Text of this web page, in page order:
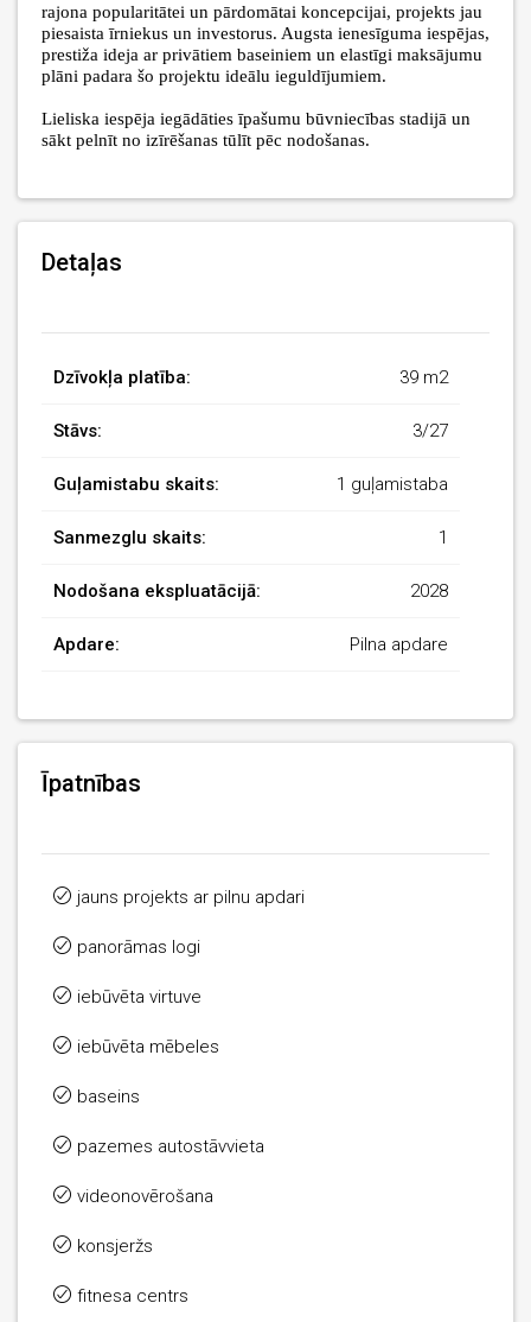
rajona popularitātei un pārdomātai koncepcijai, projekts jau
piesaista īrniekus un investorus. Augsta ienesīguma iespējas,
prestiža ideja ar privātiem baseiniem un elastīgi maksājumu
plāni padara šo projektu ideālu ieguldījumiem.
Lieliska iespēja iegādāties īpašumu būvniecības stadijā un
sākt pelnīt no izīrēšanas tūlīt pēc nodošanas.
Detaļas
Dzīvokļa platība: 39 m2
Stāvs: 3/27
Guļamistabu skaits: 1 guļamistaba
Sanmezglu skaits: 1
Nodošana ekspluatācijā: 2028
Apdare: Pilna apdare
Īpatnības
jauns projekts ar pilnu apdari
panorāmas logi
iebūvēta virtuve
iebūvēta mēbeles
baseins
pazemes autostāvvieta
videonovērošana
konsjeržs
fitnesa centrs